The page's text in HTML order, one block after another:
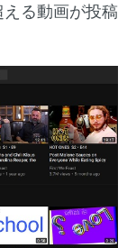
る動画が投稿